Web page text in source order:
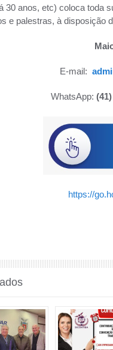
30 anos, etc) coloca toda
e palestras, à disposição
E-mail:
WhatsApp:
https://